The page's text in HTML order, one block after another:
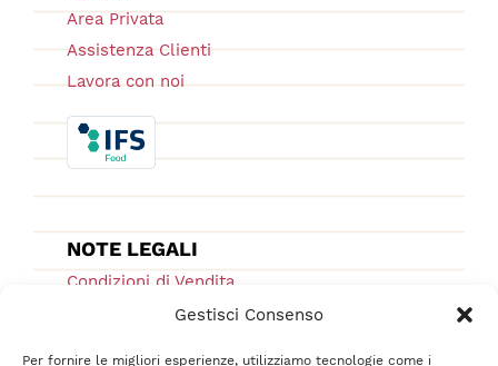
Gestisci Consenso
Per fornire le migliori esperienze, utilizziamo tecnologie come i
Area Privata
Assistenza Clienti
Lavora con noi
NOTE LEGALI
Condizioni di Vendita
Ordini e Spedizioni